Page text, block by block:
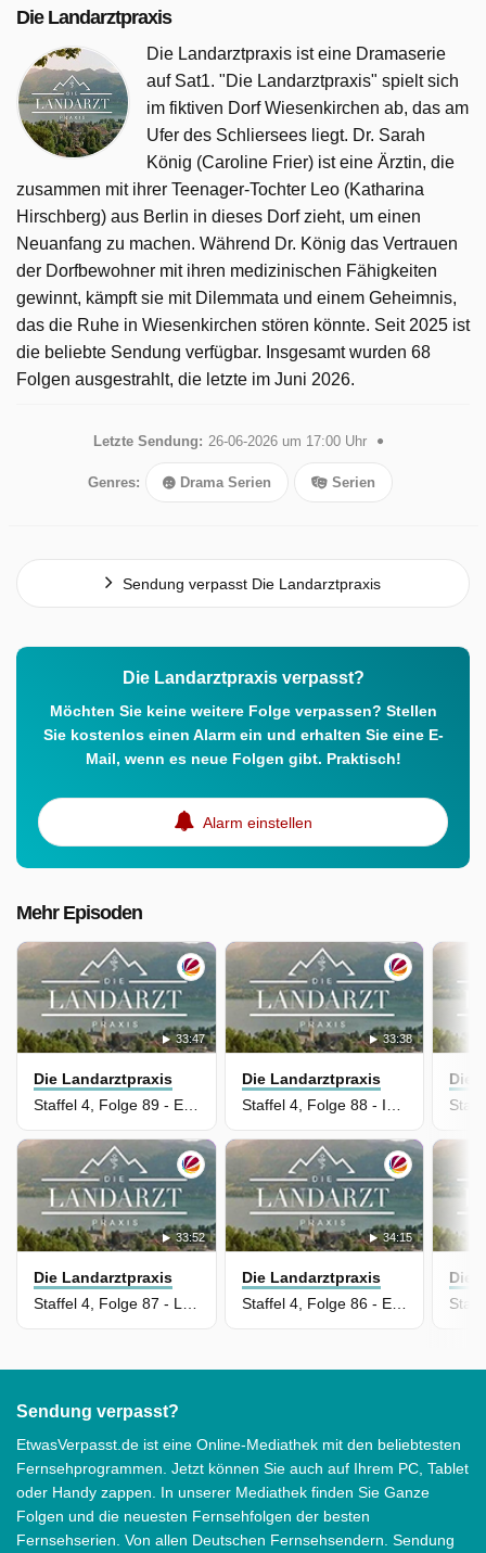
Die Landarztpraxis
Die Landarztpraxis ist eine Dramaserie
auf Sat1. "Die Landarztpraxis" spielt sich
im fiktiven Dorf Wiesenkirchen ab, das am
Ufer des Schliersees liegt. Dr. Sarah
König (Caroline Frier) ist eine Ärztin, die
zusammen mit ihrer Teenager-Tochter Leo (Katharina
Hirschberg) aus Berlin in dieses Dorf zieht, um einen
Neuanfang zu machen. Während Dr. König das Vertrauen
der Dorfbewohner mit ihren medizinischen Fähigkeiten
gewinnt, kämpft sie mit Dilemmata und einem Geheimnis,
das die Ruhe in Wiesenkirchen stören könnte. Seit 2025 ist
die beliebte Sendung verfügbar. Insgesamt wurden 68
Folgen ausgestrahlt, die letzte im Juni 2026.
Letzte Sendung: 26-06-2026 um 17:00 Uhr
Genres: Drama Serien Serien
Sendung verpasst Die Landarztpraxis
Die Landarztpraxis verpasst?
Möchten Sie keine weitere Folge verpassen? Stellen
Sie kostenlos einen Alarm ein und erhalten Sie eine E-
Mail, wenn es neue Folgen gibt. Praktisch!
Alarm einstellen
Mehr Episoden
33:47
Die Landarztpraxis
Staffel 4, Folge 89 - Ein gutes Team!
33:38
Die Landarztpraxis
Staffel 4, Folge 88 - Immer an deiner Seite
33:52
Die Landarztpraxis
34:15
Die Landarztpraxis
Staffel 4, Folge 86 - Ein öffentliches Paar
Die
Die
Sendung verpasst?
EtwasVerpasst.de ist eine Online-Mediathek mit den beliebtesten
Fernsehprogrammen. Jetzt können Sie auch auf Ihrem PC, Tablet
oder Handy zappen. In unserer Mediathek finden Sie Ganze
Folgen und die neuesten Fernsehfolgen der besten
Fernsehserien. Von allen Deutschen Fernsehsendern. Sendung